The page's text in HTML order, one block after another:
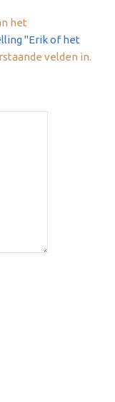
het
"Erik of het
velden in.